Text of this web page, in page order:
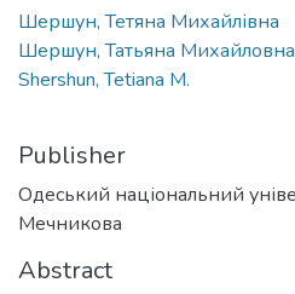
Шершун, Тетяна Михайлівна
Шершун, Татьяна Михайловна
Shershun, Tetiana M.
Publisher
Одеський національний
Мечникова
Abstract